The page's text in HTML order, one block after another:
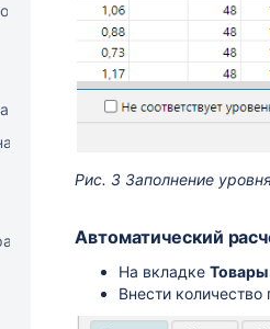
УПД/УКД
на основании документа
Рис. 3 Заполнение
Автоматический
На вкладке Товары
Внести